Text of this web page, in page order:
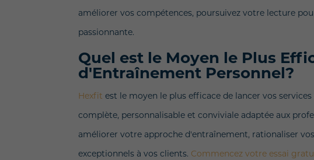
améliorer vos compétences, poursuivez votre lecture
passionnante.
Quel est le Moyen le Plus
d'Entraînement Personnel?
Hexfit est le moyen le plus efficace de lancer vos
complète, personnalisable et conviviale adaptée aux
améliorer votre approche d'entraînement, rationaliser
exceptionnels à vos clients. Commencez votre essai